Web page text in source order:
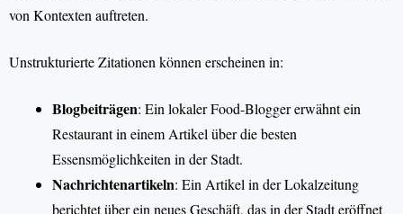
von Kontexten auftreten.
Unstrukturierte Zitationen können erscheinen in:
Blogbeiträgen: Ein lokaler Food-Blogger erwähnt ein
Restaurant in einem Artikel über die besten
Essensmöglichkeiten in der Stadt.
Nachrichtenartikeln: Ein Artikel in der Lokalzeitung
berichtet über ein neues Geschäft, das in der Stadt eröffnet